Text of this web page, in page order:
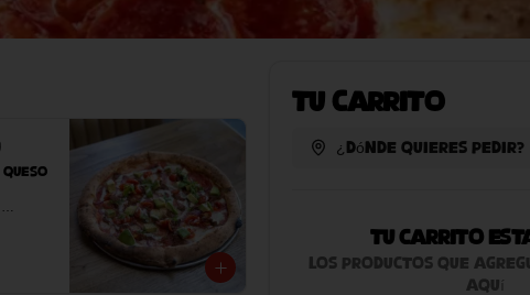
Tu Carrito
¿Dónde quieres pedir?
Tu carrito
Los productos que
aquí